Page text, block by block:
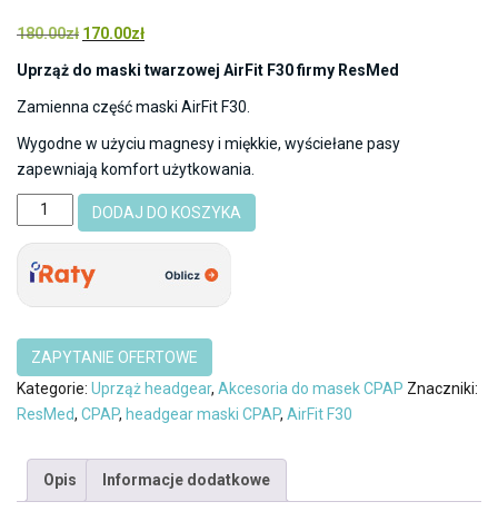
5.00 na 5 na
podstawie
klientów
180.00zł Pierwotna
180.00zł.
170.00złAktualna
170.00zł.
Uprząż do maski twarzowej AirFit F30 firmy ResMed
Zamienna część maski AirFit F30.
Wygodne w użyciu magnesy i miękkie, wyściełane pasy
zapewniają komfort użytkowania.
ilość
Uprząż
Headgear
paski
do
twarzowej
AirFit
F30
DODAJ DO KOSZYKA
Kategorie: Uprząż headgear, Akcesoria do masek CPAP Znaczniki:
ResMed, CPAP, headgear maski CPAP, AirFit F30
Opis Informacje dodatkowe